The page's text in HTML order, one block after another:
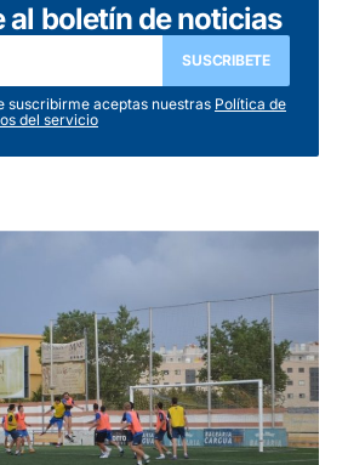
correo electrónico no será
campos obligatorios están
correo electrónico y web
para la próxima vez que
al boletín de noticias
SUSCRIBETE
suscribirme aceptas nuestras Política de
del servicio